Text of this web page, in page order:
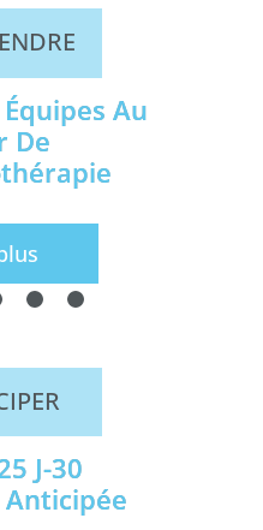
Équipes Au
De
J-30